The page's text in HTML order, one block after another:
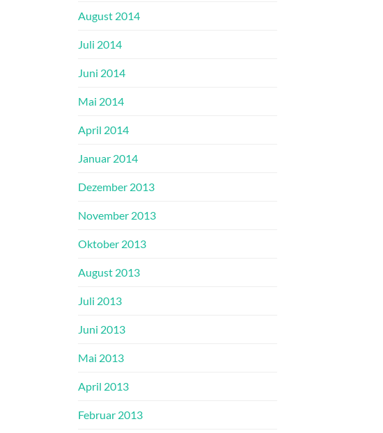
August 2014
Juli 2014
Juni 2014
Mai 2014
April 2014
Januar 2014
Dezember 2013
November 2013
Oktober 2013
August 2013
Juli 2013
Juni 2013
Mai 2013
April 2013
Februar 2013